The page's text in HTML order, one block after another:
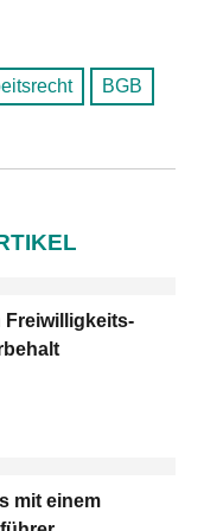
BGB
Freiwilligkeits-
mit einem